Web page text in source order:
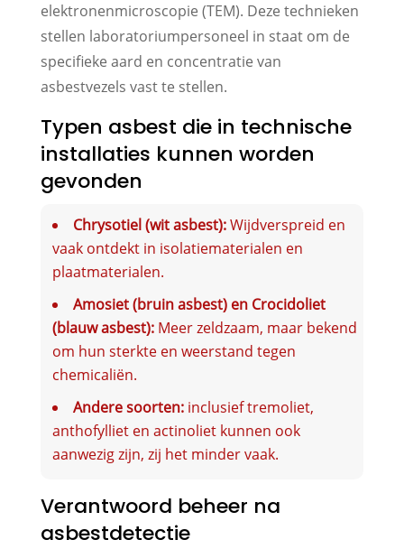
elektronenmicroscopie (TEM). Deze technieken
stellen laboratoriumpersoneel in staat om de
specifieke aard en concentratie van
asbestvezels vast te stellen.
Typen asbest die in technische
installaties kunnen worden
gevonden
Chrysotiel (wit asbest):Wijdverspreid en
vaak ontdekt in isolatiematerialen en
plaatmaterialen.
Amosiet (bruin asbest) en Crocidoliet
(blauw asbest): Meer zeldzaam, maar bekend
om hun sterkte en weerstand tegen
chemicaliën.
Andere soorten: inclusief tremoliet,
anthofylliet en actinoliet kunnen ook
aanwezig zijn, zij het minder vaak.
Verantwoord beheer na
asbestdetectie